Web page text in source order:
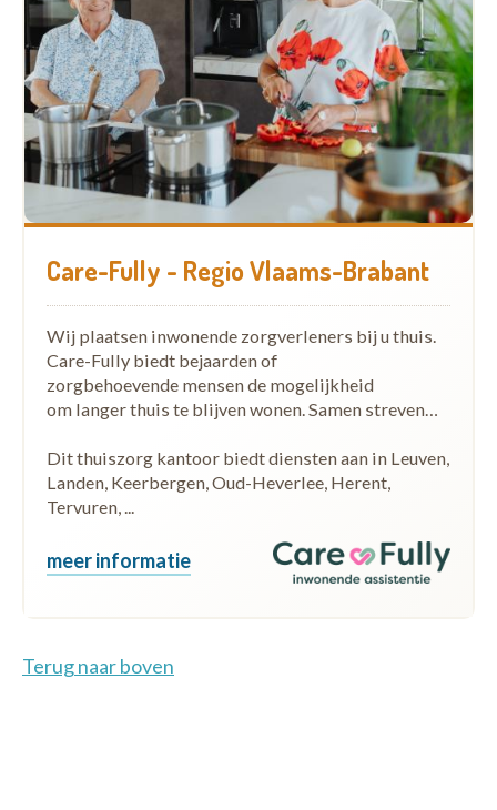
Care-Fully - Regio Vlaams-Brabant
Wij plaatsen inwonende zorgverleners bij u thuis.
Care-Fully biedt bejaarden of
zorgbehoevende mensen de mogelijkheid
om langer thuis te blijven wonen. Samen streven…
Dit thuiszorg kantoor biedt diensten aan in Leuven,
Landen, Keerbergen, Oud-Heverlee, Herent,
Tervuren, ...
meer informatie
Terug naar boven